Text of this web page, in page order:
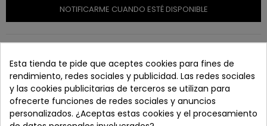
NOTIFICARME CUANDO ESTÉ DISPONIBLE
Paga con tranquilidad en nuestro TPV virtual 100%
seguro.
Esta tienda te pide que aceptes cookies para fines de
rendimiento, redes sociales y publicidad. Las redes sociales
y las cookies publicitarias de terceros se utilizan para
ofrecerte funciones de redes sociales y anuncios
personalizados. ¿Aceptas estas cookies y el procesamiento